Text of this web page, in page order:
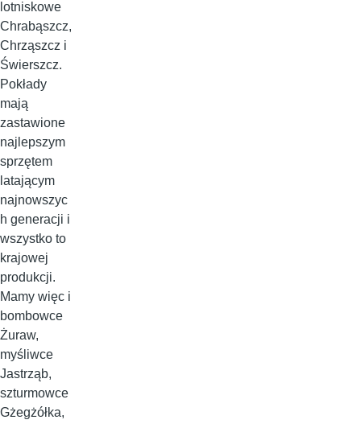
lotniskowe
Chrabąszcz,
Chrząszcz i
Świerszcz.
Pokłady
mają
zastawione
najlepszym
sprzętem
latającym
najnowszyc
h generacji i
wszystko to
krajowej
produkcji.
Mamy więc i
bombowce
Żuraw,
myśliwce
Jastrząb,
szturmowce
Gżegżółka,